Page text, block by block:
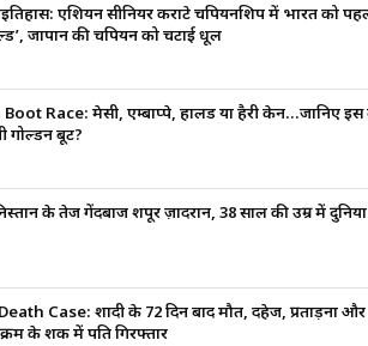
एशियन सीनियर कराटे चैंपियनशिप में भारत को
जापान की चैंपियन को चटाई धूल
Race: मेसी, एम्बाप्पे, हालैंड या हैरी केन…जानिए इस
गोल्डन बूट?
के तेज गेंदबाज शपूर ज़ादरान, 38 साल की उम्र में
Case: शादी के 72 दिन बाद मौत, दहेज, प्रताड़ना और
के शक में पति गिरफ्तार